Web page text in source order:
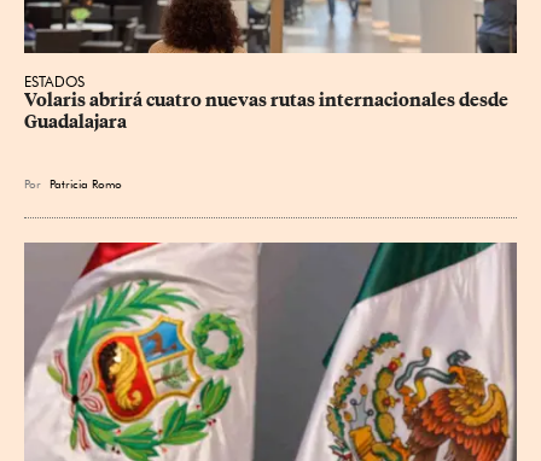
ESTADOS
Volaris abrirá cuatro nuevas rutas internacionales desde
Guadalajara
Por Patricia Romo